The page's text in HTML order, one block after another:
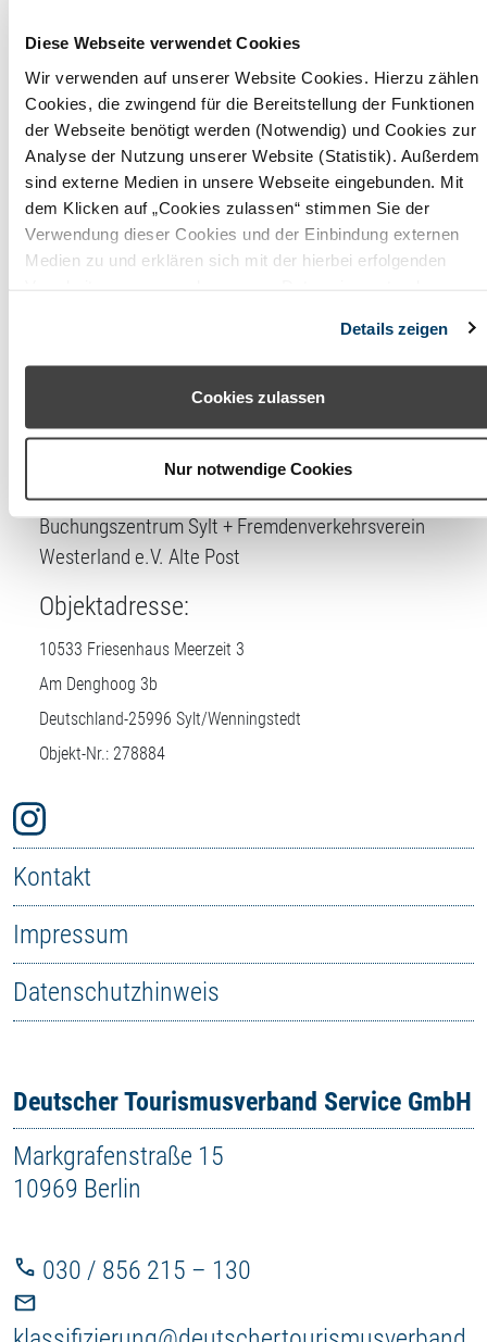
Diese Webseite verwendet Cookies
Wir verwenden auf unserer Website Cookies. Hierzu zählen
Cookies, die zwingend für die Bereitstellung der Funktionen
der Webseite benötigt werden (Notwendig) und Cookies zur
Analyse der Nutzung unserer Website (Statistik). Außerdem
sind externe Medien in unsere Webseite eingebunden. Mit
dem Klicken auf „Cookies zulassen“ stimmen Sie der
Verwendung dieser Cookies und der Einbindung externen
Medien zu und erklären sich mit der hierbei erfolgenden
Cookies“ ohne die Erklärung einer Einwilligung fortfahren. In
diesem Fall werden nur notwendige Cookies verwendet. Sie
können Ihre Einwilligung jederzeit unter den Cookie-
Details zeigen
Cookies zulassen
Nur notwendige Cookies
F
Wohnfläche
154,00
m²
Maximale
Belegung
6
Badezimmer
3
Schlafzimmer
Lizenznehmer
Buchungszentrum Sylt + Fremdenverkehrsverein
Westerland e.V. Alte Post
Objektadresse:
10533 Friesenhaus Meerzeit 3
Am Denghoog 3b
Deutschland-25996 Sylt/Wenningstedt
Objekt-Nr.: 278884
Deutscher Tourismusverband Service GmbH
Markgrafenstraße 15
10969 Berlin
030 / 856 215 – 130
Kontakt
Impressum
Datenschutzhinweis